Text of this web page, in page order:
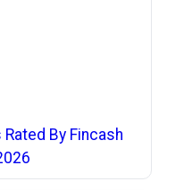
By Fincash